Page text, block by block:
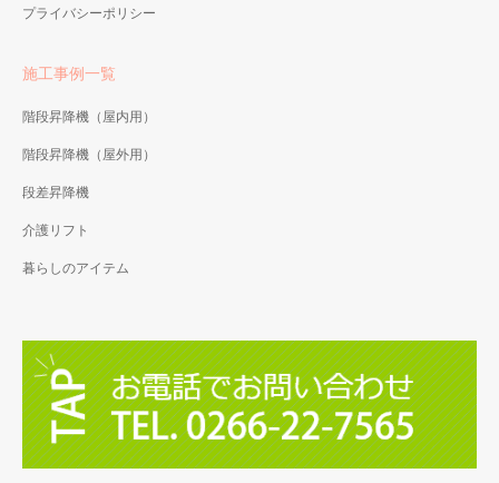
プライバシーポリシー
施工事例一覧
階段昇降機（屋内用）
階段昇降機（屋外用）
段差昇降機
介護リフト
暮らしのアイテム